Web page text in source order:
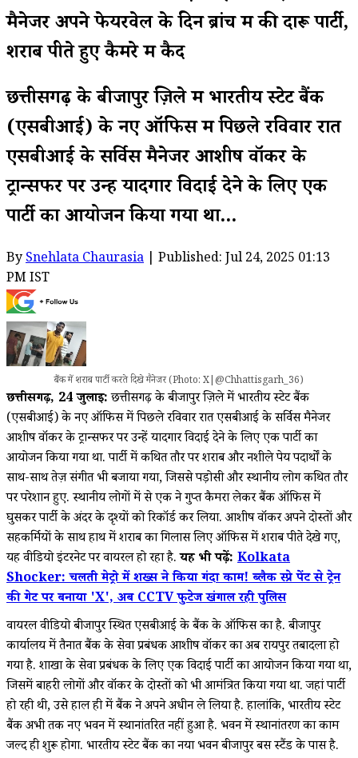
मैनेजर अपने फेयरवेल के दिन ब्रांच में की दारू पार्टी,
शराब पीते हुए कैमरे में कैद
छत्तीसगढ़ के बीजापुर ज़िले में भारतीय स्टेट बैंक
(एसबीआई) के नए ऑफिस में पिछले रविवार रात
एसबीआई के सर्विस मैनेजर आशीष वॉकर के
ट्रान्सफर पर उन्हें यादगार विदाई देने के लिए एक
पार्टी का आयोजन किया गया था...
BySnehlata Chaurasia | Published: Jul 24, 2025 01:13
PM IST
बैंक में शराब पार्टी करते दिखे मैनेजर (Photo: X|@Chhattisgarh_36)
छत्तीसगढ़, 24 जुलाई:छत्तीसगढ़ के बीजापुर ज़िले में भारतीय स्टेट बैंक
(एसबीआई) के नए ऑफिस में पिछले रविवार रात एसबीआई के सर्विस मैनेजर
आशीष वॉकर के ट्रान्सफर पर उन्हें यादगार विदाई देने के लिए एक पार्टी का
आयोजन किया गया था. पार्टी में कथित तौर पर शराब और नशीले पेय पदार्थों के
साथ-साथ तेज़ संगीत भी बजाया गया, जिससे पड़ोसी और स्थानीय लोग कथित तौर
पर परेशान हुए. स्थानीय लोगों में से एक ने गुप्त कैमरा लेकर बैंक ऑफिस में
घुसकर पार्टी के अंदर के दृश्यों को रिकॉर्ड कर लिया. आशीष वॉकर अपने दोस्तों और
सहकर्मियों के साथ हाथ में शराब का गिलास लिए ऑफिस में शराब पीते देखे गए,
यह वीडियो इंटरनेट पर वायरल हो रहा है.यह भी पढ़ें: Kolkata
Shocker: चलती मेट्रो में शख्स ने किया गंदा काम! ब्लैक स्प्रे पेंट से ट्रेन
की गेट पर बनाया 'X', अब CCTV फुटेज खंगाल रही पुलिस
वायरल वीडियो बीजापुर स्थित एसबीआई के बैंक के ऑफिस का है. बीजापुर
कार्यालय में तैनात बैंक के सेवा प्रबंधक आशीष वॉकर का अब रायपुर तबादला हो
गया है. शाखा के सेवा प्रबंधक के लिए एक विदाई पार्टी का आयोजन किया गया था,
जिसमें बाहरी लोगों और वॉकर के दोस्तों को भी आमंत्रित किया गया था. जहां पार्टी
हो रही थी, उसे हाल ही में बैंक ने अपने अधीन ले लिया है. हालांकि, भारतीय स्टेट
बैंक अभी तक नए भवन में स्थानांतरित नहीं हुआ है. भवन में स्थानांतरण का काम
जल्द ही शुरू होगा. भारतीय स्टेट बैंक का नया भवन बीजापुर बस स्टैंड के पास है.